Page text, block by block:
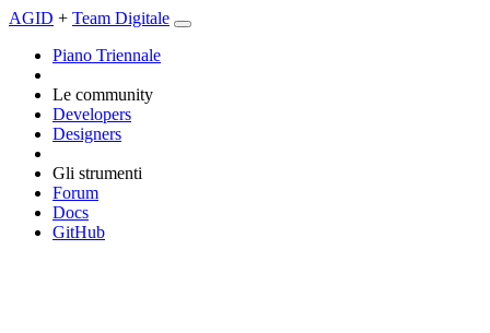
AGID + Team Digitale
Piano Triennale
Le community
Developers
Designers
Gli strumenti
Forum
Docs
GitHub